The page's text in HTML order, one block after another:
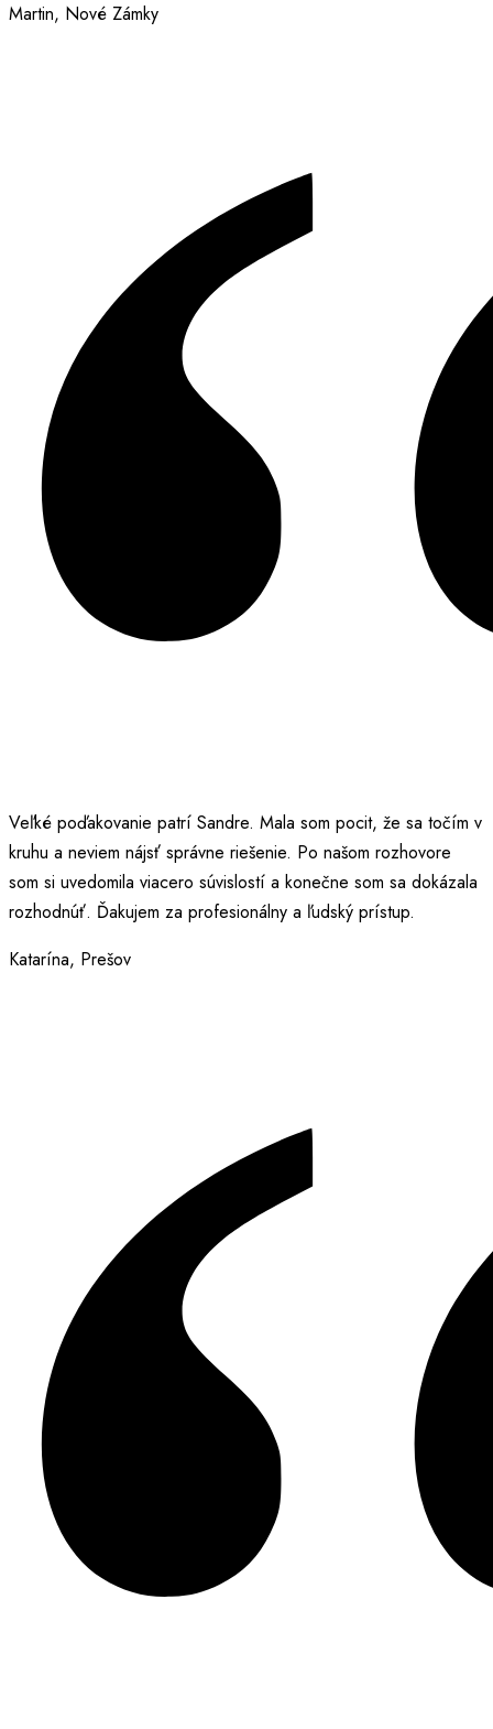
Martin, Nové Zámky
Veľké poďakovanie patrí Sandre. Mala som pocit, že sa točím v
kruhu a neviem nájsť správne riešenie. Po našom rozhovore
som si uvedomila viacero súvislostí a konečne som sa dokázala
rozhodnúť. Ďakujem za profesionálny a ľudský prístup.
Katarína, Prešov